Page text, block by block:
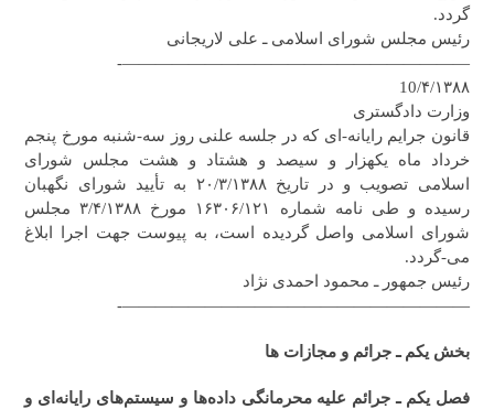
گردد.
رئیس مجلس شورای اسلامی ـ علی لاریجانی
—————————————————————-
10/۴/۱۳۸۸
وزارت دادگستری
قانون جرایم رایانه-ای که در جلسه علنی روز سه-شنبه مورخ پنجم
خرداد ماه یکهزار و سیصد و هشتاد و هشت مجلس شورای
اسلامی تصویب و در تاریخ ۲۰/۳/۱۳۸۸ به تأیید شورای نگهبان
رسیده و طی نامه شماره ۱۶۳۰۶/۱۲۱ مورخ ۳/۴/۱۳۸۸ مجلس
شورای اسلامی واصل گردیده است، به پیوست جهت اجرا ابلاغ
می-گردد.
رئیس جمهور ـ محمود احمدی نژاد
—————————————————————-
بخش یکم ـ جرائم و مجازات ها
فصل یکم ـ‌ جرائم علیه محرمانگی داده‌ها و سیستم‌های رایانه‌ای و